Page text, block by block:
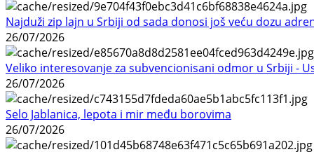
Najduži zip lajn u Srbiji od sada donosi još veću dozu
26/07/2026
Veliko interesovanje za subvencionisani odmor u Srbiji -
26/07/2026
Selo Jablanica, lepota i mir među borovima
26/07/2026